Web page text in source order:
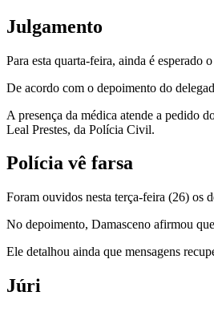
Julgamento
Para esta quarta-feira, ainda é
De acordo com o depoimento do
A presença da médica atende a pedido
Leal Prestes, da Polícia Civil.
Polícia vê farsa
Foram ouvidos nesta terça-feira (26) os
No depoimento, Damasceno afirmou
Ele detalhou ainda que mensagens
Júri